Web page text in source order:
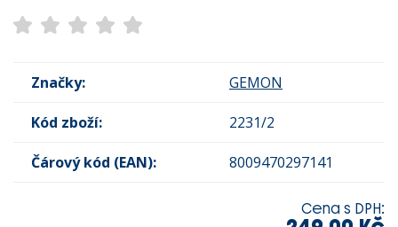
Značky: GEMON
Kód zboží: 2231/2
Čárový kód (EAN): 8009470297141
Cena s DPH: